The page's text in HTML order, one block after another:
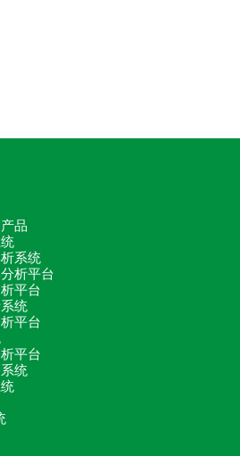
品
系统
析平台
平台
统
平台
平台
统